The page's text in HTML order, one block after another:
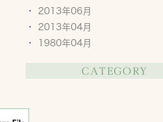
2013年06月
2013年04月
1980年04月
CATEGORY